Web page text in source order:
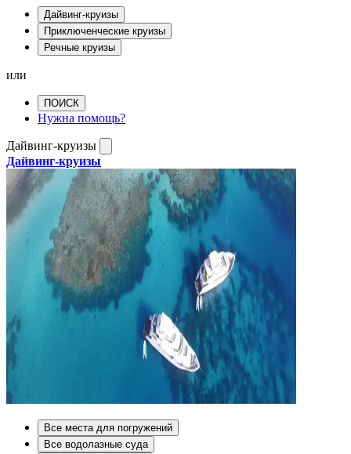
Дайвинг-круизы
Приключенческие круизы
Речные круизы
или
ПОИСК
Нужна помощь?
Дайвинг-круизы
Дайвинг-круизы
Все места для погружений
Все водолазные суда